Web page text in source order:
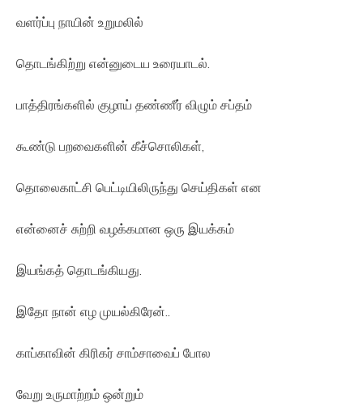
வளர்ப்பு நாயின் உறுமலில்
தொடங்கிற்று என்னுடைய உரையாடல்.
பாத்திரங்களில் குழாய் தண்ணீர் விழும் சப்தம்
கூண்டு பறவைகளின் கீச்சொலிகள்,
தொலைகாட்சி பெட்டியிலிருந்து செய்திகள் என
என்னைச் சுற்றி வழக்கமான ஒரு இயக்கம்
இயங்கத் தொடங்கியது.
இதோ நான் எழ முயல்கிரேன்..
காப்காவின் கிரிகர் சாம்சாவைப் போல
வேறு உருமாற்றம் ஒன்றும்